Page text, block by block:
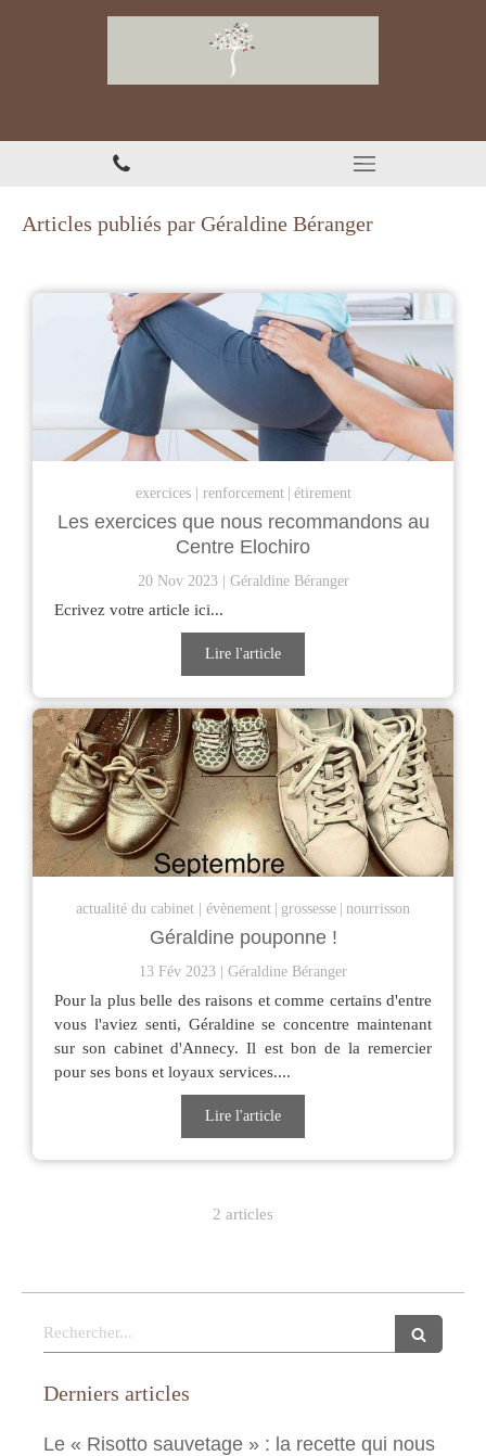
Articles publiés par Géraldine Béranger
exercices renforcement étirement
Les exercices que nous recommandons au
Centre Elochiro
20 Nov 2023 Géraldine Béranger
Ecrivez votre article ici...
Lire l'article
actualité du cabinet évènement grossesse nourrisson
Géraldine pouponne !
13 Fév 2023 Géraldine Béranger
Pour la plus belle des raisons et comme certains d'entre
vous l'aviez senti, Géraldine se concentre maintenant
sur son cabinet d'Annecy. Il est bon de la remercier
pour ses bons et loyaux services....
Lire l'article
2 articles
Rechercher
Derniers articles
Le « Risotto sauvetage » : la recette qui nous